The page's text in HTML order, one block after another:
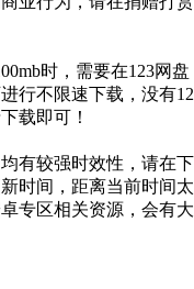
时，需要在123网盘
行不限速下载，没有
载即可！
有较强时效性，请在下
时间，距离当前时间太
专区相关资源，会有大